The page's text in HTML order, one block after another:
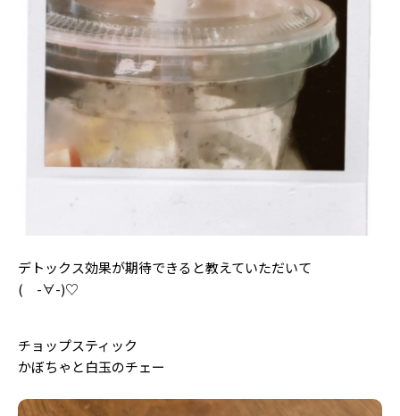
デトックス効果が期待できると教えていただいて
( -∀-)♡
チョップスティック
かぼちゃと白玉のチェー